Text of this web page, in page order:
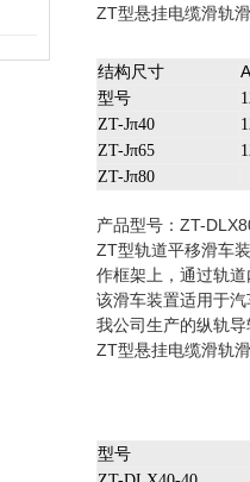
ZT型悬挂电缆滑轨
结构尺寸
A
型号
ZT-Jπ40
ZT-Jπ65
ZT-Jπ80
产品型号：ZT-
ZT型轨道平移滑车
作框架上，通过轨
该滑车装置适用于
我公司生产的纵轨
ZT型悬挂电缆滑轨
型号